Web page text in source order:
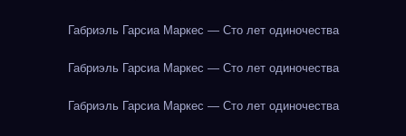
Габриэль Гарсиа Маркес — Сто лет одиночества
Габриэль Гарсиа Маркес — Сто лет одиночества
Габриэль Гарсиа Маркес — Сто лет одиночества